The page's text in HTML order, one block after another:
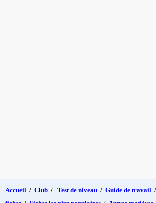
Accueil / Club / Test de niveau / Guide de travail /